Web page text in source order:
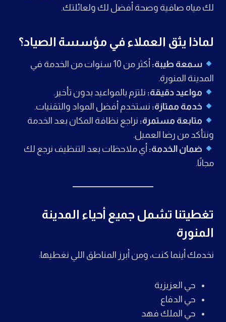
لك مياه صافية وصحة أفضل لك ولعائلتك.
لماذا يثق العملاء في مؤسسة الصياد؟
سمعة طيبة:
أكثر من 10 سنوات من الخدمة في
المدينة المنورة.
مواعيد دقيقة: نلتزم بالمواعيد بدون تأخير.
خدمة ممتازة: نستخدم أفضل المواد والتقنيات.
متابعة مستمرة: نراجع نظافة المكان بعد الخدمة
ونتأكد من رضا العميل.
ضمان الخدمة: أي ملاحظات بعد التنظيف نرجع لك
مجانًا.
تغطيتنا تشمل جميع أحياء المدينة
المنورة
نخدمك أينما كنت، ومن أبرز المناطق اللي نغطيها:
حي العزيزية
حي الدفاع
حي الملك فهد